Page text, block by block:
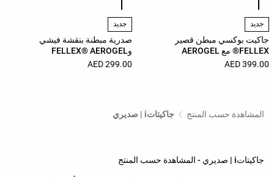
جديد
جاكيت بوكسي مبطن قصير
FELLEX® مع AEROGEL
399.00 AED
جديد
صدرية مبطنة بنقشة فيشي
وFELLEX® AEROGEL
299.00 AED
المشاهدة حسب المنتج جاكيتاتi | صديري
جاكيتاتi | صديري - المشاهدة حسب المنتج